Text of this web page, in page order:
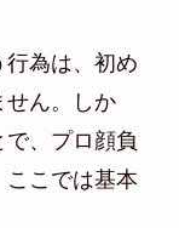
行為は、初め
せん。しか
、プロ顔負
こでは基本